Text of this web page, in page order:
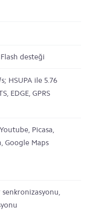
desteği
HSUPA ile 5.76
EDGE, GPRS
Picasa,
Google Maps
senkronizasyonu,